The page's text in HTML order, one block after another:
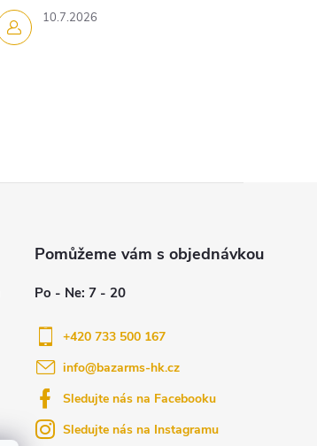
10.7.2026
info@bazarms-hk.cz
+420 733 500 167
Sledujte nás na Facebooku
Sledujte nás na Instagramu